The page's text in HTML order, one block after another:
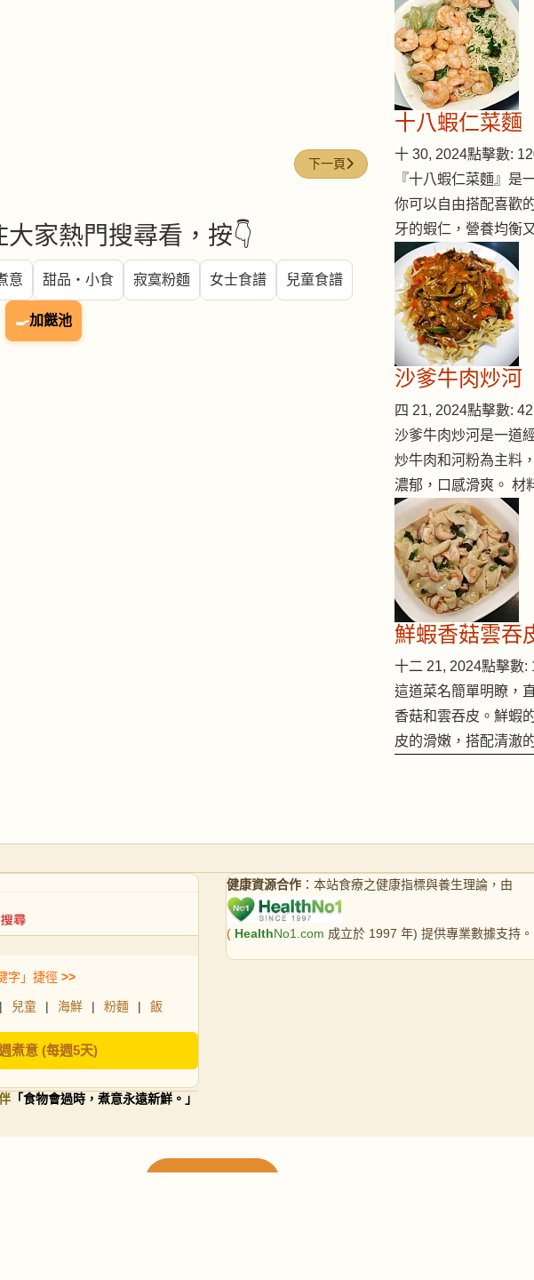
下一篇文章: 菠蘿乾 (Dried pineapple)
下一頁
家熱門搜尋看，按👇
意 甜品・小食 寂寞粉麵 女士食譜 兒童食譜
🍳加餸池
十八蝦仁菜麵
十 30, 2024點擊數:
『十八蝦仁菜麵』是
你可以自由搭配喜歡
牙的蝦仁，營養均衡
沙爹牛肉炒河
四 21, 2024點擊數:
沙爹牛肉炒河是一道
炒牛肉和河粉為主料
濃郁，口感滑爽。 材
鮮蝦香菇雲吞
十二 21, 2024點擊數:
這道菜名簡單明瞭，
香菇和雲吞皮。鮮蝦
皮的滑嫩，搭配清澈
字」捷徑 >>
| 兒童 | 海鮮 | 粉麵 | 飯
煮意 (每週5天)
「食物會過時，煮意永遠新鮮。」
健康資源合作 ：本站食療之健康指標與養生理論，由
( HealthNo1.com 成立於 1997 年) 提供專業數據支持。